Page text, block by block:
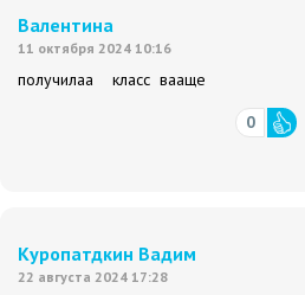
Валентина
11 октября 2024 10:16
получилаа класс вааще
0
Куропатдкин Вадим
22 августа 2024 17:28